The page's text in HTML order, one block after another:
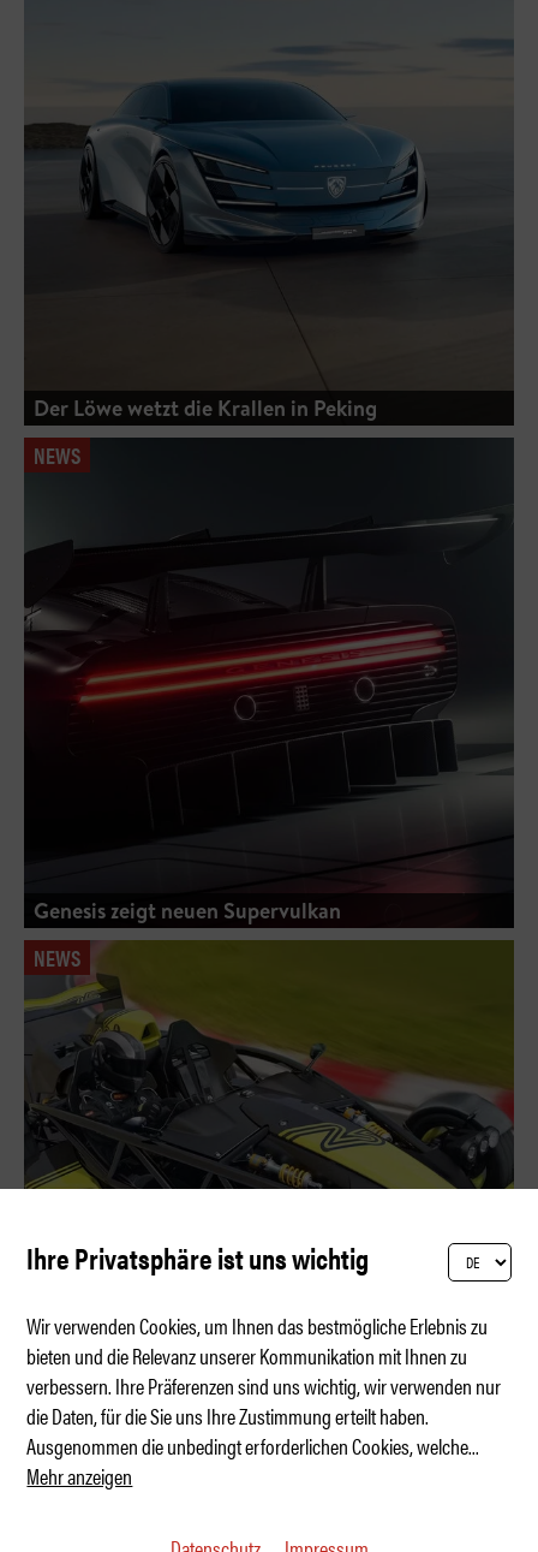
Der Löwe wetzt die Krallen in Peking
NEWS
Genesis zeigt neuen Supervulkan
NEWS
Ariel Atom 4RR: 780 PS pro Tonne
Ihre Privatsphäre ist uns wichtig
Wir verwenden Cookies, um Ihnen das bestmögliche Erlebnis zu
bieten und die Relevanz unserer Kommunikation mit Ihnen zu
verbessern. Ihre Präferenzen sind uns wichtig, wir verwenden nur
die Daten, für die Sie uns Ihre Zustimmung erteilt haben.
Ausgenommen die unbedingt erforderlichen Cookies, welche...
Mehr anzeigen